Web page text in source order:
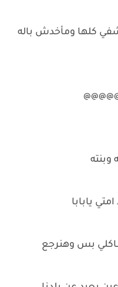
كلها ومأخدش باله
وبنته
يابابا
بس وهنرجع